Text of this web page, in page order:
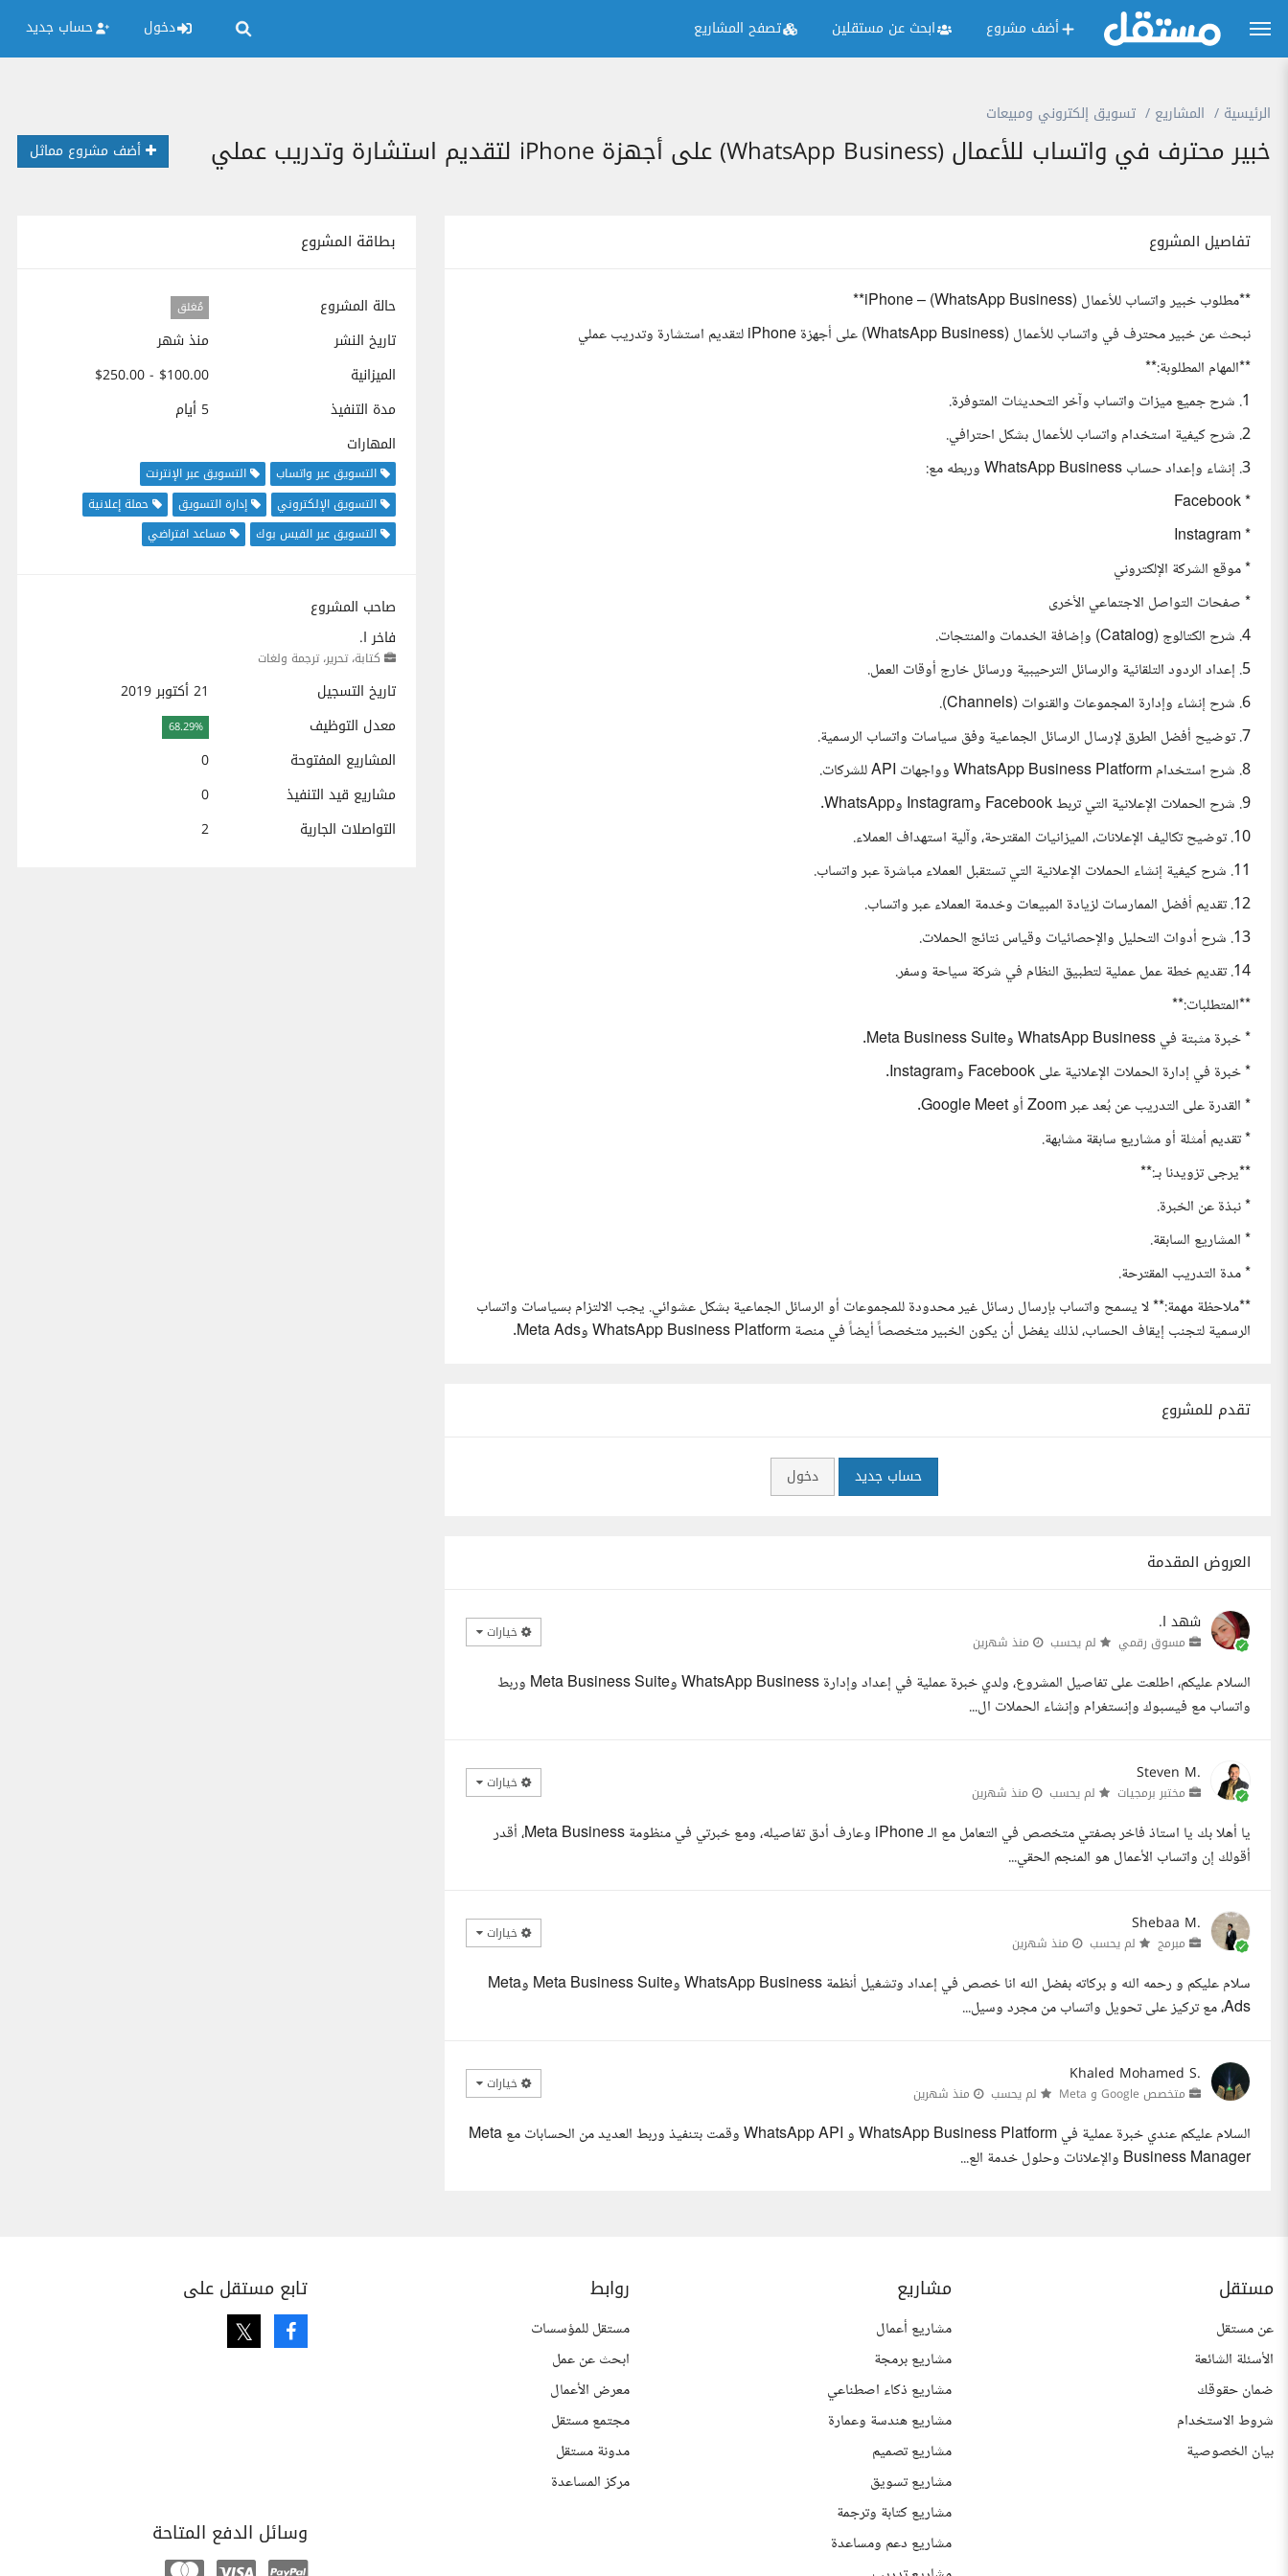
أضف مشروع ابحث عن مستقلين تصفح المشاريع دخول حساب جديد
الرئيسية المشاريع تسويق إلكتروني ومبيعات
خبير محترف في واتساب للأعمال (WhatsApp Business) على أجهزة iPhone لتقديم استشارة وتدريب عملي أضف مشروع مماثل
بطاقة المشروع
حالة المشروع مُغلق
تاريخ النشر
منذ شهر
الميزانية
$100.00 - $250.00
مدة التنفيذ
5 أيام
المهارات
التسويق عبر واتساب
التسويق عبر الإنترنت
التسويق الإلكتروني
إدارة التسويق
حملة إعلانية
التسويق عبر الفيس بوك
مساعد افتراضي
صاحب المشروع
فاخر ا.
كتابة، تحرير، ترجمة ولغات
تاريخ التسجيل
21 أكتوبر 2019
معدل التوظيف
68.29%
المشاريع المفتوحة
0
مشاريع قيد التنفيذ
0
التواصلات الجارية
2
تفاصيل المشروع
**مطلوب خبير واتساب للأعمال (WhatsApp Business) – iPhone**
نبحث عن خبير محترف في واتساب للأعمال (WhatsApp Business) على أجهزة iPhone لتقديم استشارة وتدريب عملي
**المهام المطلوبة:**
1. شرح جميع ميزات واتساب وآخر التحديثات المتوفرة.
2. شرح كيفية استخدام واتساب للأعمال بشكل احترافي.
3. إنشاء وإعداد حساب WhatsApp Business وربطه مع:
* Facebook
* Instagram
* موقع الشركة الإلكتروني
* صفحات التواصل الاجتماعي الأخرى
4. شرح الكتالوج (Catalog) وإضافة الخدمات والمنتجات.
5. إعداد الردود التلقائية والرسائل الترحيبية ورسائل خارج أوقات العمل.
6. شرح إنشاء وإدارة المجموعات والقنوات (Channels).
7. توضيح أفضل الطرق لإرسال الرسائل الجماعية وفق سياسات واتساب الرسمية.
8. شرح استخدام WhatsApp Business Platform وواجهات API للشركات.
9. شرح الحملات الإعلانية التي تربط Facebook وInstagram وWhatsApp.
10. توضيح تكاليف الإعلانات، الميزانيات المقترحة، وآلية استهداف العملاء.
11. شرح كيفية إنشاء الحملات الإعلانية التي تستقبل العملاء مباشرة عبر واتساب.
12. تقديم أفضل الممارسات لزيادة المبيعات وخدمة العملاء عبر واتساب.
13. شرح أدوات التحليل والإحصائيات وقياس نتائج الحملات.
14. تقديم خطة عمل عملية لتطبيق النظام في شركة سياحة وسفر.
**المتطلبات:**
* خبرة مثبتة في WhatsApp Business وMeta Business Suite.
* خبرة في إدارة الحملات الإعلانية على Facebook وInstagram.
* القدرة على التدريب عن بُعد عبر Zoom أو Google Meet.
* تقديم أمثلة أو مشاريع سابقة مشابهة.
**يرجى تزويدنا بـ:**
* نبذة عن الخبرة.
* المشاريع السابقة.
* مدة التدريب المقترحة.
**ملاحظة مهمة:** لا يسمح واتساب بإرسال رسائل غير محدودة للمجموعات أو الرسائل الجماعية بشكل عشوائي. يجب الالتزام بسياسات واتساب
الرسمية لتجنب إيقاف الحساب، لذلك يفضل أن يكون الخبير متخصصاً أيضاً في منصة WhatsApp Business Platform وMeta Ads.
تقدم للمشروع
حساب جديد دخول
العروض المقدمة
شهد ا.
مسوق رقمي لم يحسب منذ شهرين خيارات
السلام عليكم، اطلعت على تفاصيل المشروع، ولدي خبرة عملية في إعداد وإدارة WhatsApp Business وMeta Business Suite وربط
واتساب مع فيسبوك وإنستغرام وإنشاء الحملات ال...
Steven M.
مختبر برمجيات لم يحسب منذ شهرين خيارات
يا أهلا بك يا استاذ فاخر بصفتي متخصص في التعامل مع الـ iPhone وعارف أدق تفاصيله، ومع خبرتي في منظومة Meta Business، أقدر
أقولك إن واتساب الأعمال هو المنجم الحقي...
Shebaa M.
مبرمج لم يحسب منذ شهرين خيارات
سلام عليكم و رحمه الله و بركاته بفضل الله انا خصص في إعداد وتشغيل أنظمة WhatsApp Business وMeta Business Suite وMeta
Ads، مع تركيز على تحويل واتساب من مجرد وسيل...
Khaled Mohamed S.
متخصص Google و Meta لم يحسب منذ شهرين خيارات
السلام عليكم عندي خبرة عملية في WhatsApp Business Platform و WhatsApp API وقمت بتنفيذ وربط العديد من الحسابات مع Meta
Business Manager والإعلانات وحلول خدمة الع...
مستقل
عن مستقل
الأسئلة الشائعة
ضمان حقوقك
شروط الاستخدام
بيان الخصوصية
مشاريع
مشاريع أعمال
مشاريع برمجة
مشاريع ذكاء اصطناعي
مشاريع هندسة وعمارة
مشاريع تصميم
مشاريع تسويق
مشاريع كتابة وترجمة
مشاريع دعم ومساعدة
روابط
مستقل للمؤسسات
ابحث عن عمل
معرض الأعمال
مجتمع مستقل
مدونة مستقل
مركز المساعدة
تابع مستقل على
Facebook
Twitter
وسائل الدفع المتاحة
Paypal
Visa